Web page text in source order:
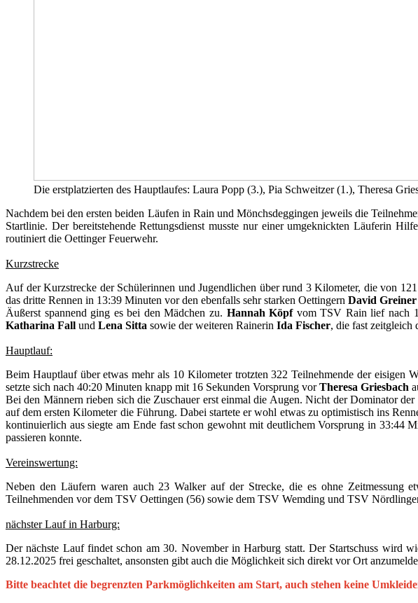
Die erstplatzierten des Hauptlaufes: Laura Popp (3.), Pia Schweitzer (1.), Theresa
Nachdem bei den ersten beiden Läufen in Rain und Mönchsdeggingen jeweils die
Startlinie. Der bereitstehende Rettungsdienst musste nur einer umgeknickten Läuferin
routiniert die Oettinger Feuerwehr.
Kurzstrecke
Auf der Kurzstrecke der Schülerinnen und Jugendlichen über rund 3 Kilometer, die von
das dritte Rennen in 13:39 Minuten vor den ebenfalls sehr starken Oettingern David Greiner
Äußerst spannend ging es bei den Mädchen zu. Hannah Köpfvom TSV Rain lief nach
Katharina Fall und Lena Sitta sowie der weiteren Rainerin Ida Fischer, die fast zeitgleich
Hauptlauf:
Beim Hauptlauf über etwas mehr als 10 Kilometer trotzten 322 Teilnehmende der eisigen
setzte sich nach 40:20 Minuten knapp mit 16 Sekunden Vorsprung vorTheresa Griesbach
Bei den Männern rieben sich die Zuschauer erst einmal die Augen. Nicht der Dominator
auf dem ersten Kilometer die Führung. Dabei startete er wohl etwas zu optimistisch ins
kontinuierlich aus siegte am Ende fast schon gewohnt mit deutlichem Vorsprung in 33:44
passieren konnte.
Vereinswertung:
Neben den Läufern waren auch 23 Walker auf der Strecke, die es ohne Zeitmessung
Teilnehmenden vor dem TSV Oettingen (56) sowie dem TSV Wemding und TSV
nächster Lauf in Harburg:
Der nächste Lauf findet schon am 30. November in Harburg statt. Der Startschuss wird
28.12.2025 frei geschaltet, ansonsten gibt auch die Möglichkeit sich direkt vor Ort
Bitte beachtet die begrenzten Parkmöglichkeiten am Start, auch stehen keine